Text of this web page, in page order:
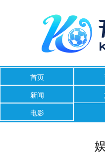
首页
新闻
电影